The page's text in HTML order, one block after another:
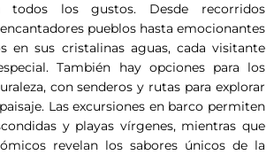
todos los gustos. Desde recorridos
pueblos hasta emocionantes
en sus cristalinas aguas, cada visitante
También hay opciones para los
con senderos y rutas para explorar
Las excursiones en barco permiten
y playas vírgenes, mientras que
revelan los sabores únicos de la